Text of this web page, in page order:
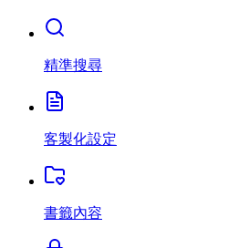
精準搜尋
客製化設定
書籤內容